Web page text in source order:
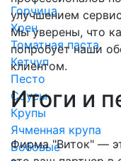
Горчица
Хрен
Томатная паста
Кетчуп
Песто
Соусы
Крупы
Ячменная крупа
Бобовые
улучшением
Мы уверены, что
попробует наши
клиентом.
Итоги и
Фирма "Виток" —